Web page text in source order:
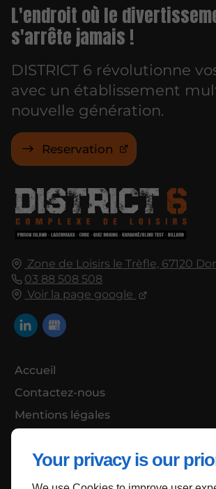
Your privacy is our
Zone de Loisirs le Trèfle, 67120
03 88 508 508
Voir la page google
Accueil
Contactez-nous
Mentions légales
L'endroit où le
s'arrête jamais !
DISTRICT 6 révolutionne
avec un établissement
nouvelle génération.
Reservation